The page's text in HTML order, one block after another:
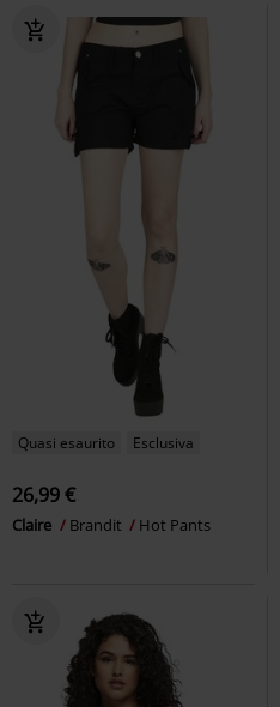
Quasi esaurito Esclusiva
26,99 €
Claire Brandit Hot Pants